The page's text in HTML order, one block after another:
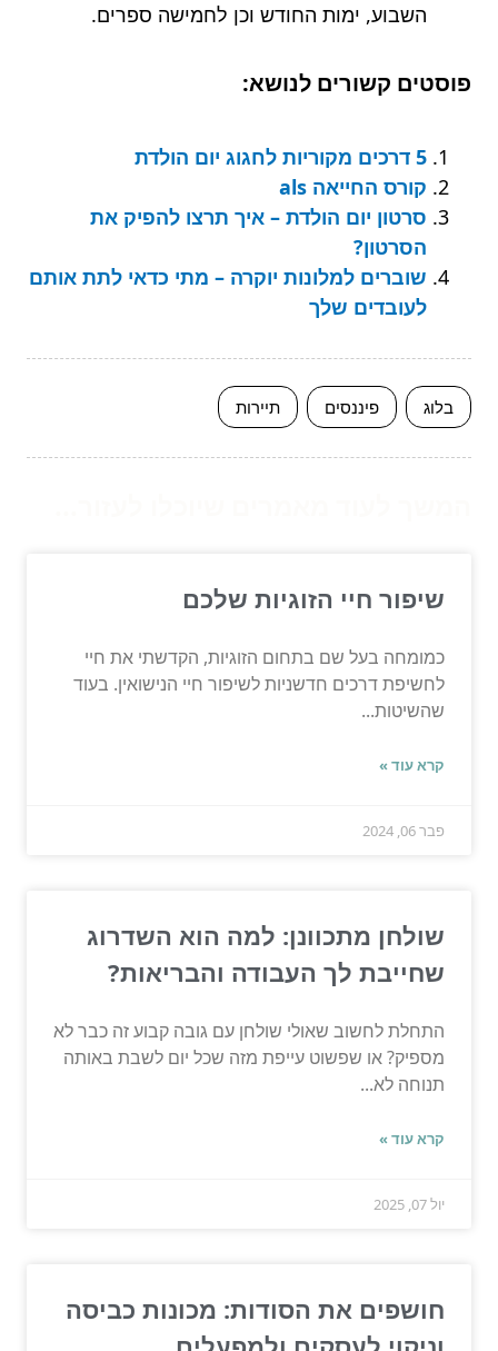
השבוע, ימות החודש וכן לחמישה ספרים.
פוסטים קשורים לנושא:
5 דרכים מקוריות לחגוג יום הולדת
קורס החייאה als
סרטון יום הולדת – איך תרצו להפיק את
הסרטון?
שוברים למלונות יוקרה – מתי כדאי לתת אותם
לעובדים שלך
בלוג פיננסים תיירות
שיפור חיי הזוגיות שלכם
כמומחה בעל שם בתחום הזוגיות, הקדשתי את חיי
לחשיפת דרכים חדשניות לשיפור חיי הנישואין. בעוד
שהשיטות...
קרא עוד »
פבר 06, 2024
שולחן מתכוונן: למה הוא השדרוג
שחייבת לך העבודה והבריאות?
התחלת לחשוב שאולי שולחן עם גובה קבוע זה כבר לא
מספיק? או שפשוט עייפת מזה שכל יום לשבת באותה
תנוחה לא...
קרא עוד »
יול 07, 2025
חושפים את הסודות: מכונות כביסה